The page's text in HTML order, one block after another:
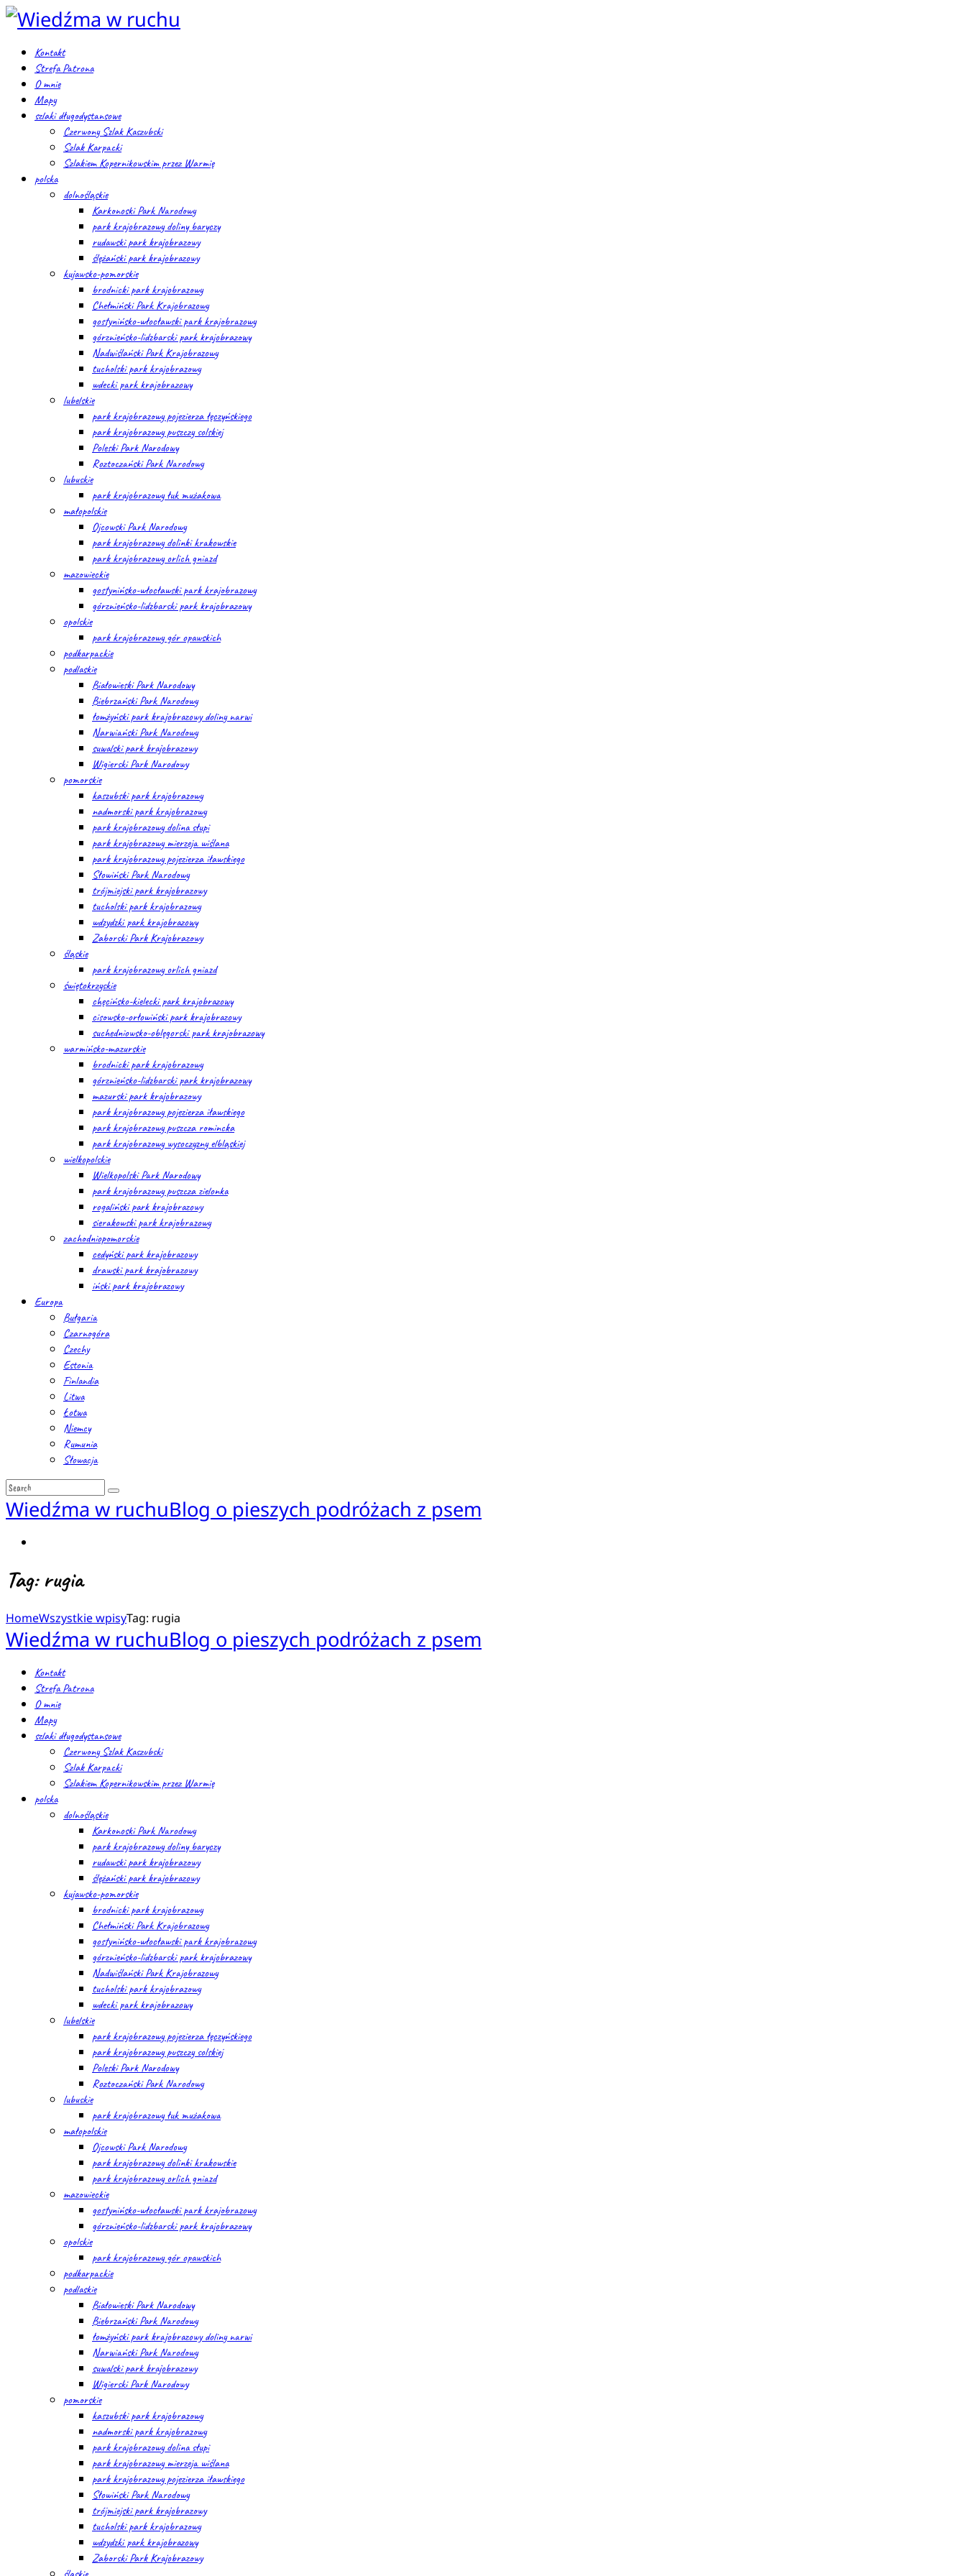
Kontakt
Strefa Patrona
O mnie
Mapy
szlaki długodystansowe
Czerwony Szlak Kaszubski
Szlak Karpacki
Szlakiem Kopernikowskim przez Warmię
polska
dolnośląskie
Karkonoski Park Narodowy
park krajobrazowy doliny baryczy
rudawski park krajobrazowy
ślężański park krajobrazowy
kujawsko-pomorskie
brodnicki park krajobrazowy
Chełmiński Park Krajobrazowy
gostynińsko-włocławski park krajobrazowy
górznieńsko-lidzbarski park krajobrazowy
Nadwiślański Park Krajobrazowy
tucholski park krajobrazowy
wdecki park krajobrazowy
lubelskie
park krajobrazowy pojezierza łęczyńskiego
park krajobrazowy puszczy solskiej
Poleski Park Narodowy
Roztoczański Park Narodowy
lubuskie
park krajobrazowy łuk mużakowa
małopolskie
Ojcowski Park Narodowy
park krajobrazowy dolinki krakowskie
park krajobrazowy orlich gniazd
mazowieckie
gostynińsko-włocławski park krajobrazowy
górznieńsko-lidzbarski park krajobrazowy
opolskie
park krajobrazowy gór opawskich
podkarpackie
podlaskie
Białowieski Park Narodowy
Biebrzański Park Narodowy
łomżyński park krajobrazowy doliny narwi
Narwiański Park Narodowy
suwalski park krajobrazowy
Wigierski Park Narodowy
pomorskie
kaszubski park krajobrazowy
nadmorski park krajobrazowy
park krajobrazowy dolina słupi
park krajobrazowy mierzeja wiślana
park krajobrazowy pojezierza iławskiego
Słowiński Park Narodowy
trójmiejski park krajobrazowy
tucholski park krajobrazowy
wdzydzki park krajobrazowy
Zaborski Park Krajobrazowy
śląskie
park krajobrazowy orlich gniazd
świętokrzyskie
chęcińsko-kielecki park krajobrazowy
cisowsko-orłowiński park krajobrazowy
suchedniowsko-oblęgorski park krajobrazowy
warmińsko-mazurskie
brodnicki park krajobrazowy
górznieńsko-lidzbarski park krajobrazowy
mazurski park krajobrazowy
park krajobrazowy pojezierza iławskiego
park krajobrazowy puszcza romincka
park krajobrazowy wysoczyzny elbląskiej
wielkopolskie
Wielkopolski Park Narodowy
park krajobrazowy puszcza zielonka
rogaliński park krajobrazowy
sierakowski park krajobrazowy
zachodniopomorskie
cedyński park krajobrazowy
drawski park krajobrazowy
iński park krajobrazowy
Europa
Bułgaria
Czarnogóra
Czechy
Estonia
Finlandia
Litwa
Łotwa
Niemcy
Rumunia
Słowacja
Wiedźma w ruchuBlog o pieszych podróżach z psem
Tag: rugia
HomeWszystkie wpisyTag: rugia
Wiedźma w ruchuBlog o pieszych podróżach z psem
Kontakt
Strefa Patrona
O mnie
Mapy
szlaki długodystansowe
Czerwony Szlak Kaszubski
Szlak Karpacki
Szlakiem Kopernikowskim przez Warmię
polska
dolnośląskie
Karkonoski Park Narodowy
park krajobrazowy doliny baryczy
rudawski park krajobrazowy
ślężański park krajobrazowy
kujawsko-pomorskie
brodnicki park krajobrazowy
Chełmiński Park Krajobrazowy
gostynińsko-włocławski park krajobrazowy
górznieńsko-lidzbarski park krajobrazowy
Nadwiślański Park Krajobrazowy
tucholski park krajobrazowy
wdecki park krajobrazowy
lubelskie
park krajobrazowy pojezierza łęczyńskiego
park krajobrazowy puszczy solskiej
Poleski Park Narodowy
Roztoczański Park Narodowy
lubuskie
park krajobrazowy łuk mużakowa
małopolskie
Ojcowski Park Narodowy
park krajobrazowy dolinki krakowskie
park krajobrazowy orlich gniazd
mazowieckie
gostynińsko-włocławski park krajobrazowy
górznieńsko-lidzbarski park krajobrazowy
opolskie
park krajobrazowy gór opawskich
podkarpackie
podlaskie
Białowieski Park Narodowy
Biebrzański Park Narodowy
łomżyński park krajobrazowy doliny narwi
Narwiański Park Narodowy
suwalski park krajobrazowy
Wigierski Park Narodowy
pomorskie
kaszubski park krajobrazowy
nadmorski park krajobrazowy
park krajobrazowy dolina słupi
park krajobrazowy mierzeja wiślana
park krajobrazowy pojezierza iławskiego
Słowiński Park Narodowy
trójmiejski park krajobrazowy
tucholski park krajobrazowy
wdzydzki park krajobrazowy
Zaborski Park Krajobrazowy